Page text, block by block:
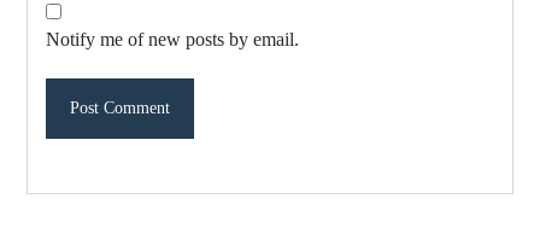
Notify me of new posts by email.